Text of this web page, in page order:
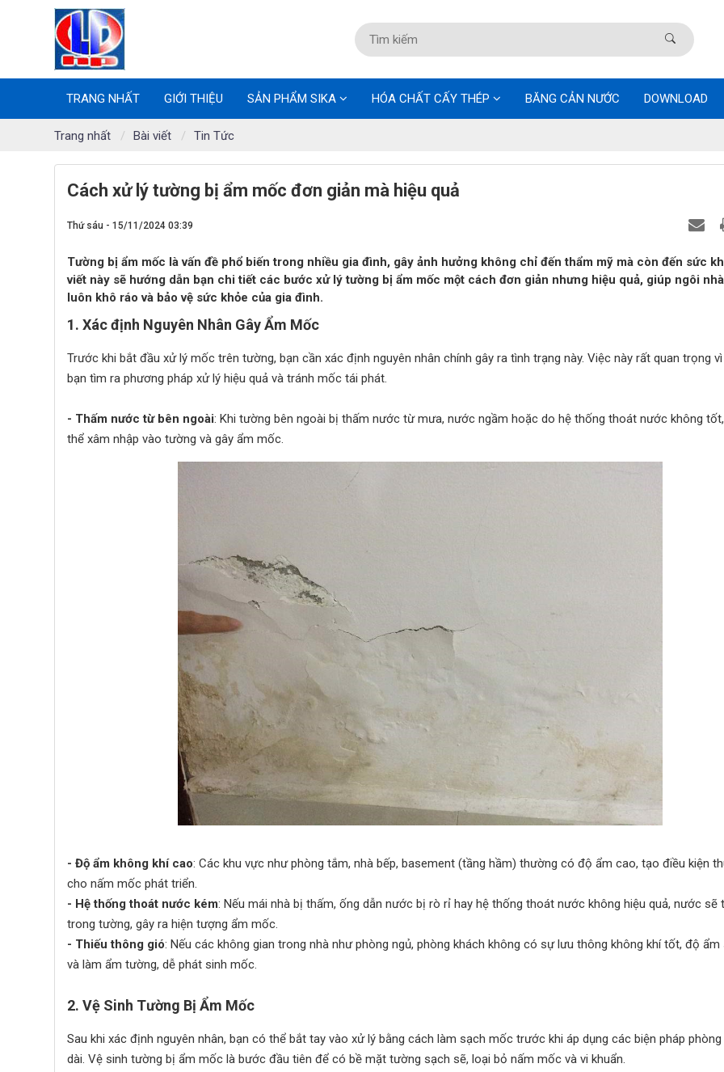
TRANG NHẤT GIỚI THIỆU SẢN PHẨM SIKA HÓA CHẤT CẤY THÉP BĂNG CẢN NƯỚC DOWNLOAD
Trang nhất Bài viết Tin Tức
Cách xử lý tường bị ẩm mốc đơn giản mà hiệu quả
Thứ sáu - 15/11/2024 03:39
Tường bị ẩm mốc là vấn đề phổ biến trong nhiều gia đình, gây ảnh hưởng không chỉ đến thẩm mỹ mà còn đến sức
viết này sẽ hướng dẫn bạn chi tiết các bước xử lý tường bị ẩm mốc một cách đơn giản nhưng hiệu quả, giúp ngôi
luôn khô ráo và bảo vệ sức khỏe của gia đình.
1. Xác định Nguyên Nhân Gây Ẩm Mốc
Trước khi bắt đầu xử lý mốc trên tường, bạn cần xác định nguyên nhân chính gây ra tình trạng này. Việc này rất quan trọng
bạn tìm ra phương pháp xử lý hiệu quả và tránh mốc tái phát.
- Thấm nước từ bên ngoài: Khi tường bên ngoài bị thấm nước từ mưa, nước ngầm hoặc do hệ thống thoát nước không
thể xâm nhập vào tường và gây ẩm mốc.
- Độ ẩm không khí cao: Các khu vực như phòng tắm, nhà bếp, basement (tầng hầm) thường có độ ẩm cao, tạo điều kiện
cho nấm mốc phát triển.
- Hệ thống thoát nước kém: Nếu mái nhà bị thấm, ống dẫn nước bị rò rỉ hay hệ thống thoát nước không hiệu quả, nước sẽ
trong tường, gây ra hiện tượng ẩm mốc.
- Thiếu thông gió: Nếu các không gian trong nhà như phòng ngủ, phòng khách không có sự lưu thông không khí tốt, độ
và làm ẩm tường, dễ phát sinh mốc.
2. Vệ Sinh Tường Bị Ẩm Mốc
Sau khi xác định nguyên nhân, bạn có thể bắt tay vào xử lý bằng cách làm sạch mốc trước khi áp dụng các biện pháp
dài. Vệ sinh tường bị ẩm mốc là bước đầu tiên để có bề mặt tường sạch sẽ, loại bỏ nấm mốc và vi khuẩn.